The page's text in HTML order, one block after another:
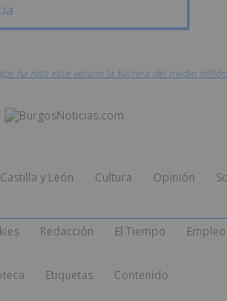
ha roto este verano la barrera del medio
Castilla y León Cultura Opinión
Redacción El Tiempo Empleo
Etiquetas Contenido